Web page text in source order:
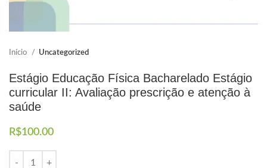
Início Uncategorized
Estágio Educação Física Bacharelado Estágio
curricular II: Avaliação prescrição e atenção à
saúde
R$100.00